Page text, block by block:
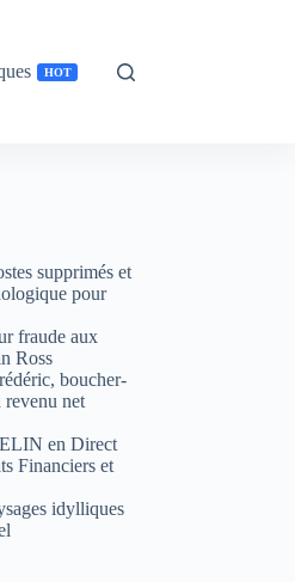
HOT
supprimés et
pour
fraude aux
Ross
boucher-
revenu net
en Direct
Financiers et
idylliques